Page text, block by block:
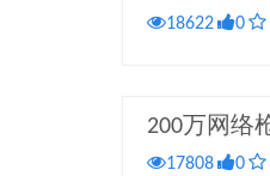
18622 0
200万网络
17808 0